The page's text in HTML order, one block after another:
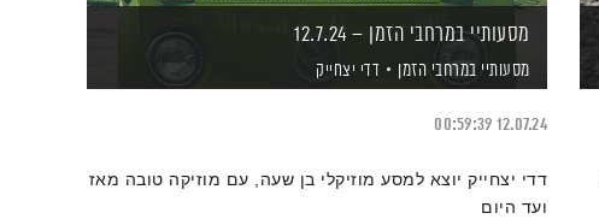
מסעותיי במרחבי הזמן – 12.7.24
מסעותיי במרחבי הזמן דדי יצחייק
12.07.24
00:59:39
דדי יצחייק יוצא למסע מוזיקלי בן שעה, עם מוזיקה טובה מאז
ועד היום